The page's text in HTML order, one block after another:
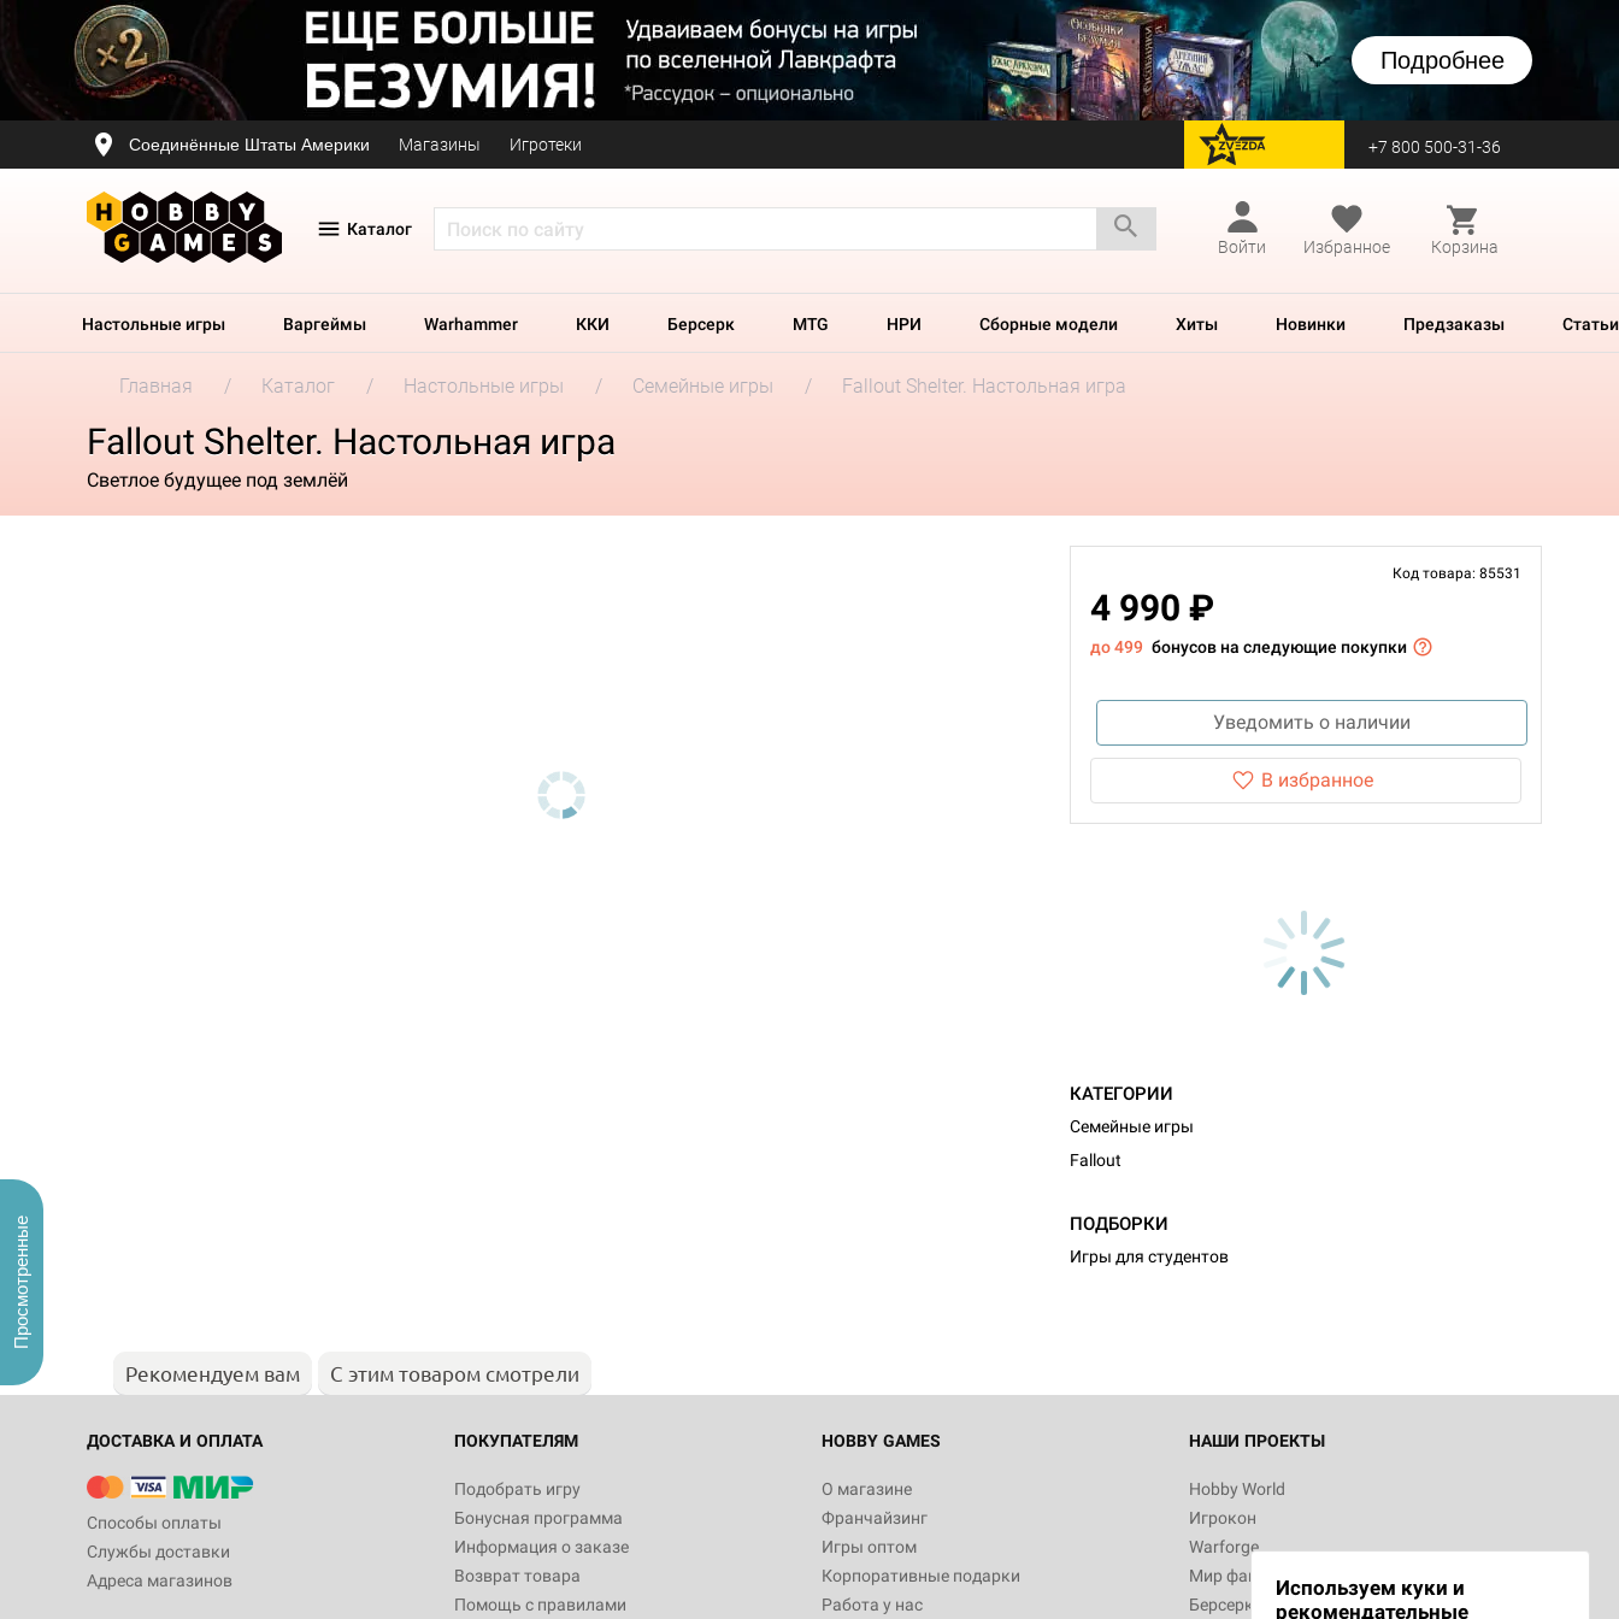
Подробнее
Соединённые Штаты Америки Магазины Игротеки перейти на Zvezda +7 800 500-31-36
Каталог
Войти
Избранное Корзина
Настольные игры Варгеймы Warhammer ККИ Берсерк MTG НРИ Сборные модели Хиты Новинки Предзаказы Статьи
Главная Каталог Настольные игры Семейные игры Fallout Shelter. Настольная игра
Fallout Shelter. Настольная игра
Светлое будущее под землёй
Код товара: 85531
4 990 ₽
до 499 бонусов на следующие покупки
Уведомить о наличии
В избранное
КАТЕГОРИИ
Семейные игры
Fallout
ПОДБОРКИ
Игры для студентов
Рекомендуем вам С этим товаром смотрели
ДОСТАВКА И ОПЛАТА
Способы оплаты
Службы доставки
Адреса магазинов
ПОКУПАТЕЛЯМ
Подобрать игру
Бонусная программа
Информация о заказе
Возврат товара
Помощь с правилами
HOBBY GAMES
О магазине
Франчайзинг
Игры оптом
Корпоративные подарки
Работа у нас
НАШИ ПРОЕКТЫ
Hobby World
Игрокон
Warforge
Мир фантастики
Берсерк
Используем куки и
рекомендательные
Просмотренные
Настольная игра Hobby World Журнал
"Мир фантастики. Спецвыпуск: Братья
империи: Боевая тревога
799
Настольная игра Hobby World Сумерки
империи. Четвёртая редакция: Грозовой
Рубеж
12 990